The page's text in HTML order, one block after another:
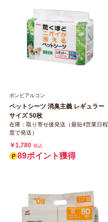
ボンビアルコン
ペットシーツ 消臭主義 レギュラー
サイズ 50枚
在庫：取り寄せ後発送（最短4営業日程
度で発送）
￥1,780 税込
89ポイント獲得